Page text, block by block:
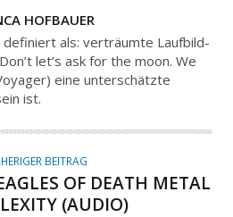
HOFBAUER
als: verträumte Laufbild-
let’s ask for the moon. We
eine unterschätzte
ist.
BEITRAG
OF DEATH METAL
(AUDIO)